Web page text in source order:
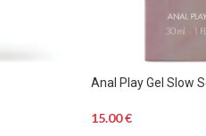
Anal Play Gel Slow
15.00€